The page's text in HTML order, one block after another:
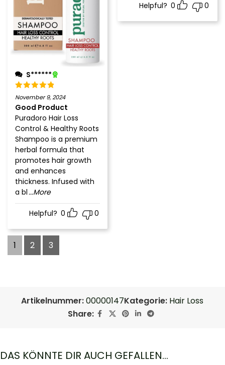
S******
November 9, 2024
Good Product
Puradoro Hair Loss
Control & Healthy Roots
Shampoo is a premium
herbal formula that
promotes hair growth
and enhances
thickness. Infused with
a bl...More
Helpful? 0 0
Helpful? 0 0
1 2 3
Artikelnummer:00000147Kategorie: Hair Loss
Share:
DAS KÖNNTE DIR AUCH GEFALLEN…